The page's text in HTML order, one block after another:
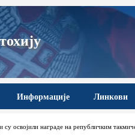
Информације Линкови
су освојили награде на републичким